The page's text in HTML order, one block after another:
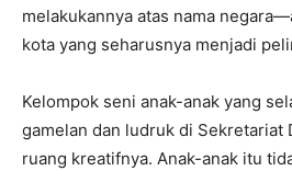
melakukannya atas nama
kota yang seharusnya menjadi
Kelompok seni anak-anak yang
gamelan dan ludruk di Sekretariat
ruang kreatifnya. Anak-anak itu